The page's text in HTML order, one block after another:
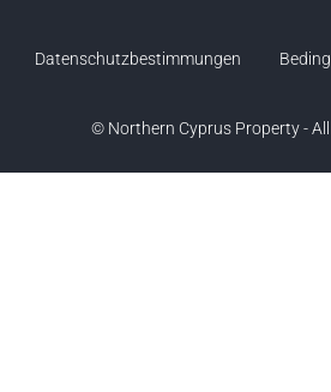
Datenschutzbestimmungen
© Northern Cyprus Property - All